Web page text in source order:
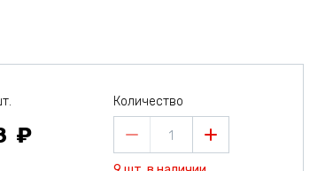
Количество
1